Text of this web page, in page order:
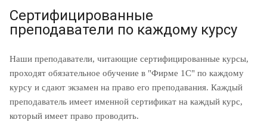
Сертифицированные
преподаватели по каждому курсу
Наши преподаватели, читающие сертифицированные курсы,
проходят обязательное обучение в "Фирме 1С" по каждому
курсу и сдают экзамен на право его преподавания. Каждый
преподаватель имеет именной сертификат на каждый курс,
который имеет право проводить.